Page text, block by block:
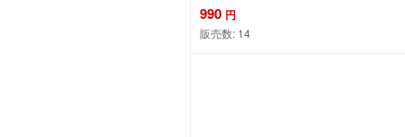
990 円
販売数: 14